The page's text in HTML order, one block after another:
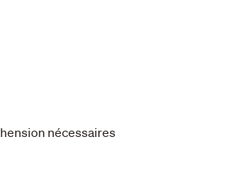
nécessaires